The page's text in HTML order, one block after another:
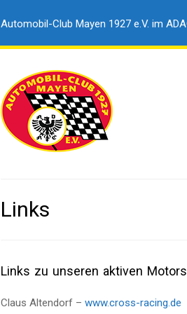
Automobil-Club Mayen 1927 e.V. im
Links
Links zu unseren aktiven
Claus Altendorf – www.cross-racing.de